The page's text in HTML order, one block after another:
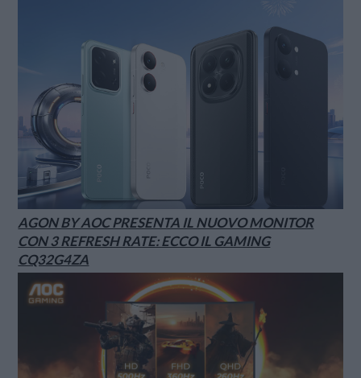
AGON BY AOC PRESENTA IL NUOVO MONITOR
CON 3 REFRESH RATE: ECCO IL GAMING
CQ32G4ZA